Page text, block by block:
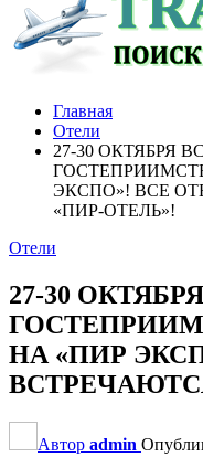
Главная
Отели
27-30 ОКТЯБРЯ
ЭКСПО»! ВСЕ
«ПИР-ОТЕЛЬ»!
Отели
27-30
НА «ПИР
Автор admin